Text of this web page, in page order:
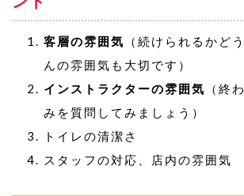
客層の雰囲気
（続けられるかど
んの雰囲気も大切です）
インストラクターの雰囲気
（終
みを質問してみましょう）
トイレの清潔さ
スタッフの対応、店内の雰囲気